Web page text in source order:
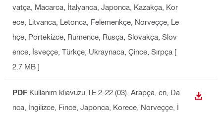
vatça, Macarca, İtalyanca, Japonca, Kazakça, Kor
ece, Litvanca, Letonca, Felemenkçe, Norveççe, Le
hçe, Portekizce, Rumence, Rusça, Slovakça, Slov
ence, İsveççe, Türkçe, Ukraynaca, Çince, Sırpça [
2.7 MB ]
PDF Kullanım klıavuzu TE 2-22 (03) , Arapça, cn, Da
nca, İngilizce, Fince, Japonca, Korece, Norveççe, İ
İNDIR